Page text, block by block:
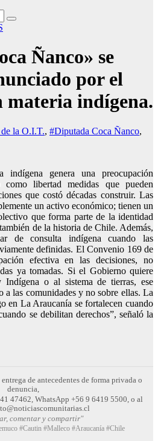
Ñanco» se
por el
materia indígena.
la O.I.T., #Diputada Coca Ñanco,
indígena genera una preocupación
como libertad medidas que pueden
que costó décadas construir. Las
un activo económico; tienen un
que forma parte de la identidad
de la historia de Chile. Además,
de consulta indígena cuando las
definidas. El Convenio 169 de
efectiva en las decisiones, no
ya tomadas. Si el Gobierno quiere
o al sistema de tierras, ese
a las comunidades y no sobre ellas. La
en La Araucanía se fortalecen cuando
se debilitan derechos”, señaló la
de antecedentes de forma privada o
denuncia,
47462, WhatsApp +56 9 6419 5500, o al
comentar y compartir"
#Cautin #Malleco #Araucanía #Chile